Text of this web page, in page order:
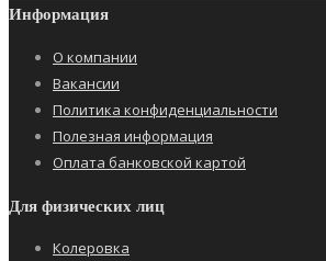
Информация
О компании
Вакансии
Политика конфиденциальности
Полезная информация
Оплата банковской картой
Для физических лиц
Колеровка